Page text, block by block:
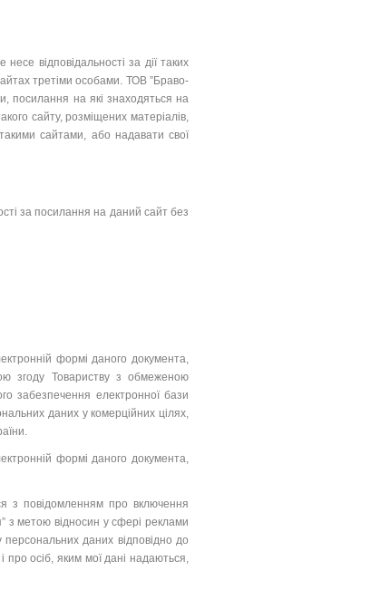
відповідальності за дії таких
третіми особами. ТОВ ”Браво-
посилання на які знаходяться на
сайту, розміщених матеріалів,
сайтами, або надавати свої
за посилання на даний сайт без
формі даного документа,
згоду Товариству з обмеженою
забезпечення електронної бази
даних у комерційних цілях,
формі даного документа,
з повідомленням про включення
з метою відносин у сфері реклами
даних відповідно до
про осіб, яким мої дані надаються,